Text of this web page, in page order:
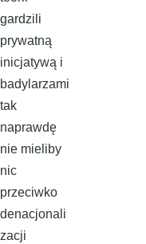
gardzili
prywatną
inicjatywą i
badylarzami
tak
naprawdę
nie mieliby
nic
przeciwko
denacjonali
zacji